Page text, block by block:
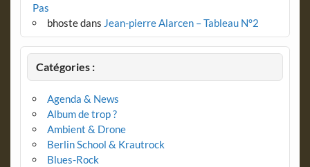
Pas
bhostedans Jean-pierre Alarcen – Tableau N°2
Catégories :
Agenda & News
Album de trop ?
Ambient & Drone
Berlin School & Krautrock
Blues-Rock